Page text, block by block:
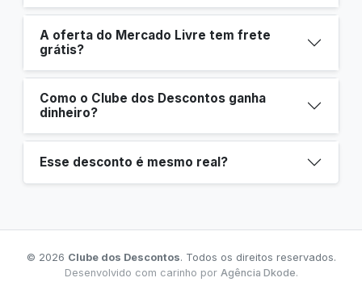
A oferta do Mercado Livre tem frete
grátis?
Como o Clube dos Descontos ganha
dinheiro?
Esse desconto é mesmo real?
© 2026 Clube dos Descontos. Todos os direitos reservados.
Desenvolvido com carinho por Agência Dkode.